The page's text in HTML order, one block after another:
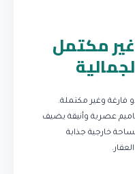
مكتمل
فارغة وغير مكتملة.
عصرية وأنيقة يضيف
خارجية جذابة